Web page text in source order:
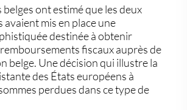
belges ont estimé que les deux
mis en place une
destinée à obtenir
fiscaux auprès de
belge. Une décision qui illustre la
des États européens à
perdues dans ce type de